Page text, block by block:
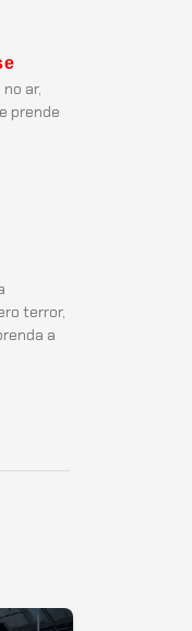
ar,
prende
terror,
a